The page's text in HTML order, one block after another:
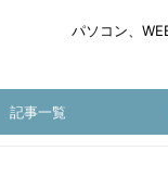
パソコン、
記事一覧